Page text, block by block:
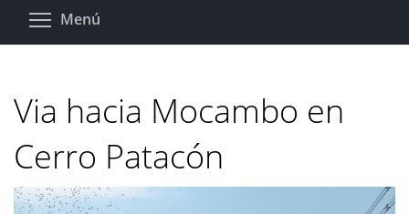
Pasar
Menú
Via hacia Mocambo en
Cerro Patacón